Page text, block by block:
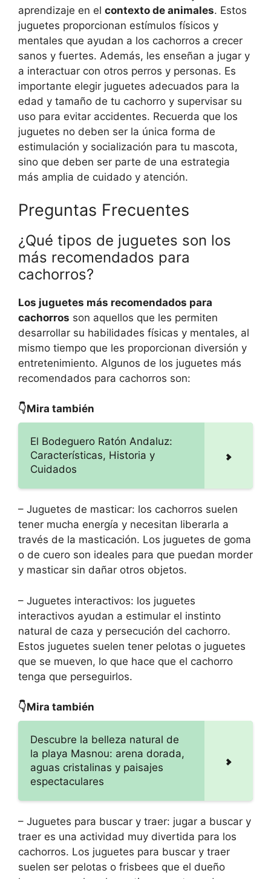
aprendizaje en el contexto de animales. Estos
juguetes proporcionan estímulos físicos y
mentales que ayudan a los cachorros a crecer
sanos y fuertes. Además, les enseñan a jugar y
a interactuar con otros perros y personas. Es
importante elegir juguetes adecuados para la
edad y tamaño de tu cachorro y supervisar su
uso para evitar accidentes. Recuerda que los
juguetes no deben ser la única forma de
estimulación y socialización para tu mascota,
sino que deben ser parte de una estrategia
más amplia de cuidado y atención.
Preguntas Frecuentes
¿Qué tipos de juguetes son los
más recomendados para
cachorros?
Los juguetes más recomendados para
cachorros son aquellos que les permiten
desarrollar su habilidades físicas y mentales, al
mismo tiempo que les proporcionan diversión y
entretenimiento. Algunos de los juguetes más
recomendados para cachorros son:
👇Mira también
El Bodeguero Ratón Andaluz:
Características, Historia y
Cuidados
– Juguetes de masticar: los cachorros suelen
tener mucha energía y necesitan liberarla a
través de la masticación. Los juguetes de goma
o de cuero son ideales para que puedan morder
y masticar sin dañar otros objetos.
– Juguetes interactivos: los juguetes
interactivos ayudan a estimular el instinto
natural de caza y persecución del cachorro.
Estos juguetes suelen tener pelotas o juguetes
que se mueven, lo que hace que el cachorro
tenga que perseguirlos.
👇Mira también
Descubre la belleza natural de
la playa Masnou: arena dorada,
aguas cristalinas y paisajes
espectaculares
– Juguetes para buscar y traer: jugar a buscar y
traer es una actividad muy divertida para los
cachorros. Los juguetes para buscar y traer
suelen ser pelotas o frisbees que el dueño